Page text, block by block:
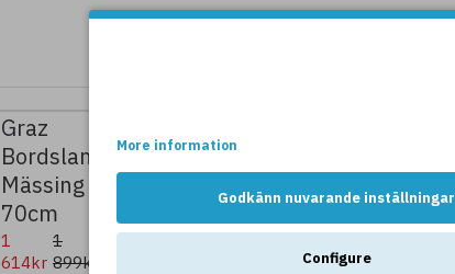
More information
Godkänn nuvarande inställningar
Configure
Graz
Bordslampa
Mässing
70cm
1
614kr
1
899kr
Bordslampa
Mässing/Bouclé
Skärm
76,5 cm